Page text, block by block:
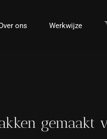
ons Werkwijze
gemaakt